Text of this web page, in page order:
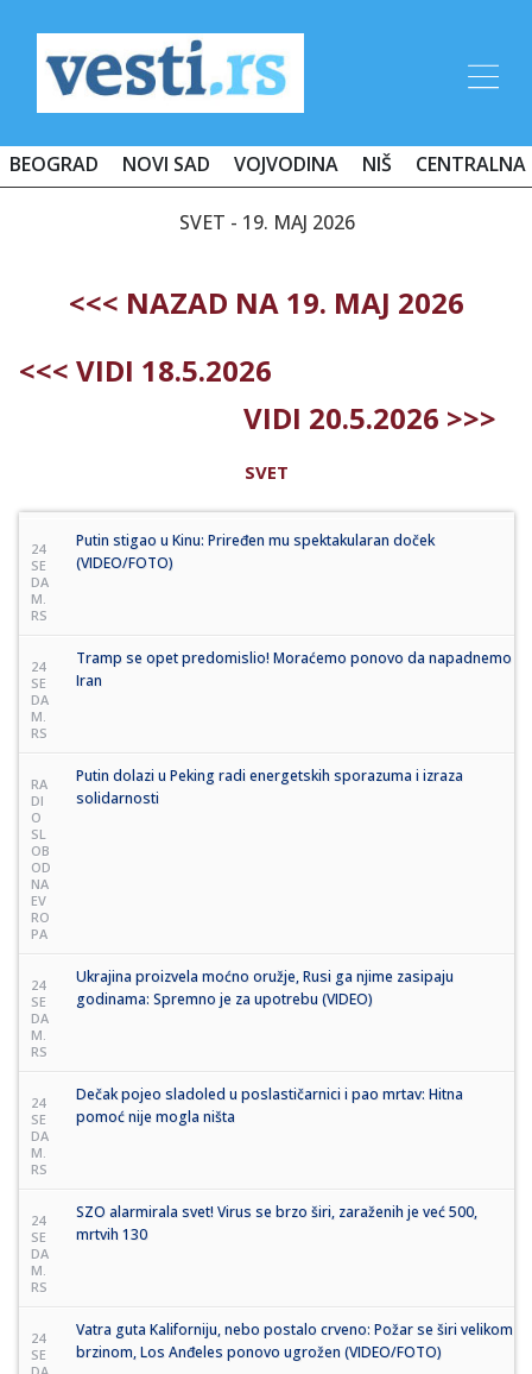
BEOGRAD NOVI SAD VOJVODINA NIŠ CENTRALNA
SVET - 19. MAJ 2026
<<< NAZAD NA 19. MAJ 2026
<<< VIDI 18.5.2026
VIDI 20.5.2026 >>>
SVET
24
SE
DA
M.
RS
Putin stigao u Kinu: Priređen mu spektakularan doček
(VIDEO/FOTO)
24
SE
DA
M.
RS
Tramp se opet predomislio! Moraćemo ponovo da napadnemo
Iran
RA
DI
O
SL
OB
OD
NA
EV
RO
PA
Putin dolazi u Peking radi energetskih sporazuma i izraza
solidarnosti
24
SE
DA
M.
RS
Ukrajina proizvela moćno oružje, Rusi ga njime zasipaju
godinama: Spremno je za upotrebu (VIDEO)
24
SE
DA
M.
RS
Dečak pojeo sladoled u poslastičarnici i pao mrtav: Hitna
pomoć nije mogla ništa
24
SE
DA
M.
RS
SZO alarmirala svet! Virus se brzo širi, zaraženih je već 500,
mrtvih 130
24
SE
Vatra guta Kaliforniju, nebo postalo crveno: Požar se širi velikom
brzinom, Los Anđeles ponovo ugrožen (VIDEO/FOTO)